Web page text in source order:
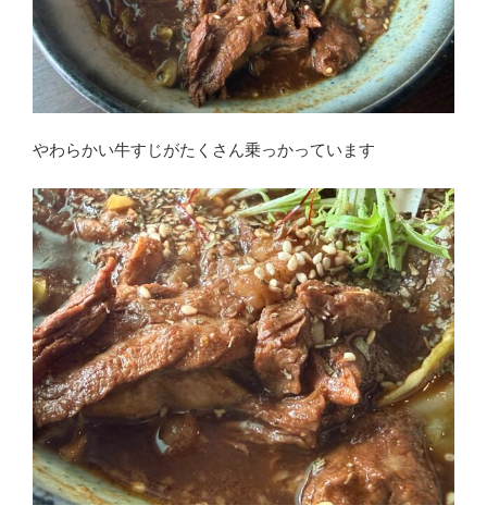
やわらかい牛すじがたくさん乗っかっています